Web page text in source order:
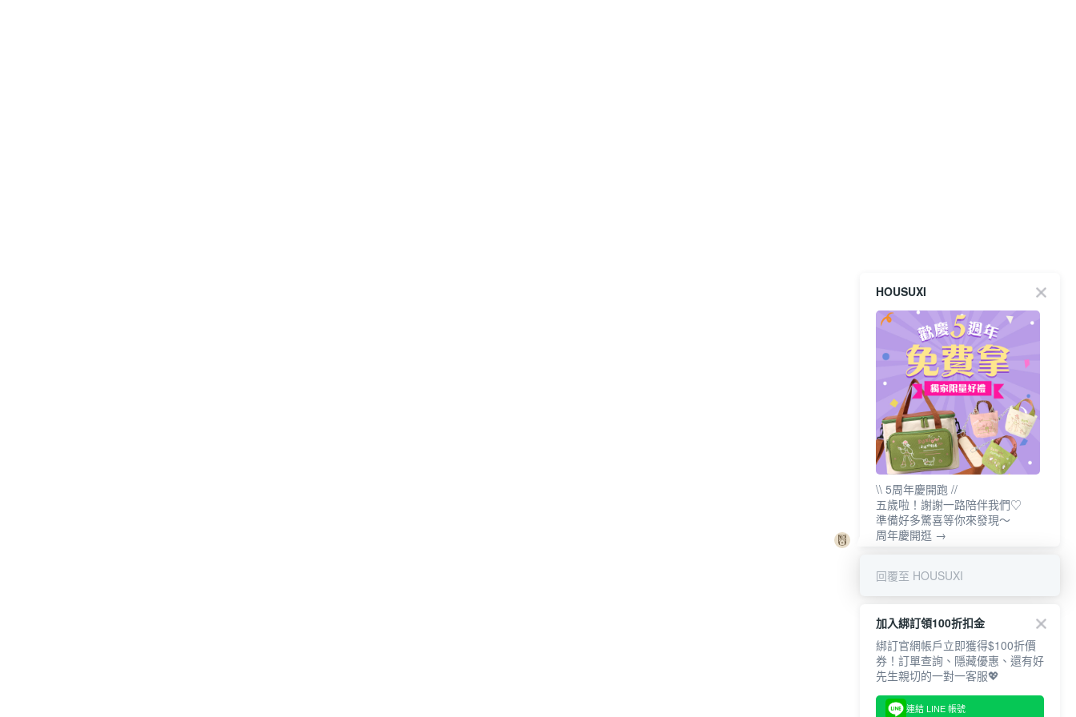
HOUSUXI
\\ 5周年慶開跑 //
五歲啦！謝謝一路陪伴我們♡
準備好多驚喜等你來發現～
周年慶開逛 →
回覆至 HOUSUXI
加入綁訂領100折扣金
綁訂官網帳戶立即獲得$100折價
券！訂單查詢、隱藏優惠、還有好
先生親切的一對一客服💖
連結 LINE 帳號